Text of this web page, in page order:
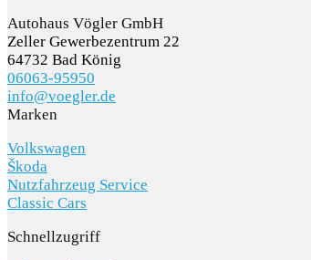
Autohaus Vögler GmbH
Zeller Gewerbezentrum 22
64732 Bad König
06063-95950
info@voegler.de
Marken
Volkswagen
Škoda
Nutzfahrzeug Service
Classic Cars
Schnellzugriff